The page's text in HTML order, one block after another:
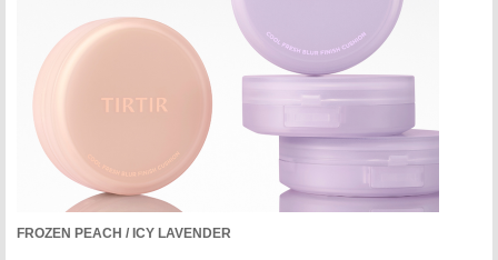
FROZEN PEACH / ICY LAVENDER